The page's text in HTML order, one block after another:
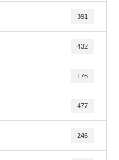
391
432
176
477
246